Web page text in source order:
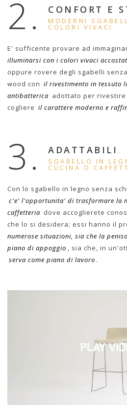
2. CONFORT E
MODERNI
COLORI VIVACI
E' sufficente provare ad
illuminarsi con i colori vivaci
oppure rovere degli sgabelli
wood con il rivestimento in tessuto
antibatterica adottato per
cogliere il carattere moderno e
3. ADATTABILI
SGABELLO IN
CUCINA O
Con lo sgabello in legno senza
c'e' l'opportunita' di trasformare la
caffetteria dove accoglierete
che lo si desidera; essi hanno il
numerose situazioni, sia che la
piano di appoggio , sia che, in
serva come piano di lavoro .